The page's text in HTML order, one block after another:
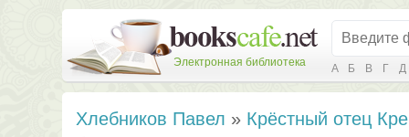
Электронная библиотека А Б В Г Д
Хлебников Павел » Крёстный отец